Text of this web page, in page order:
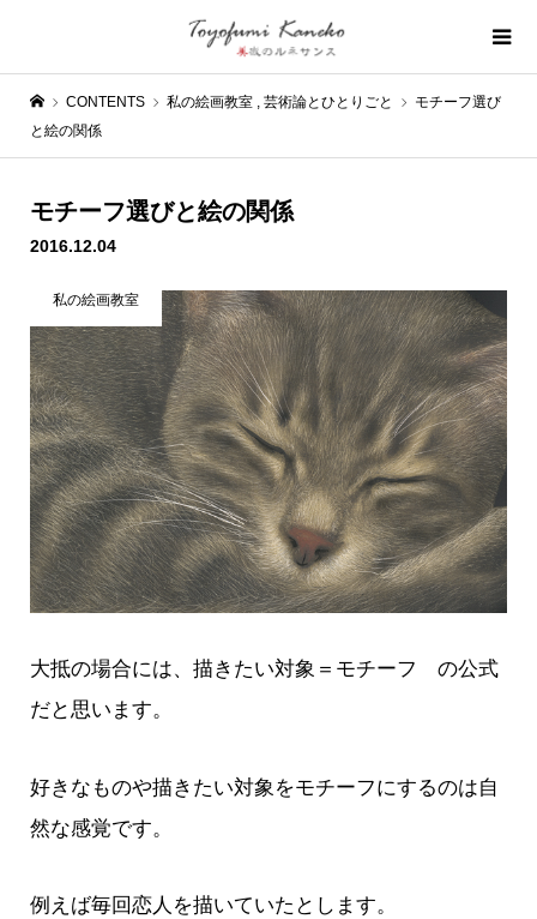
CONTENTS 私の絵画教室 , 芸術論とひとりごと
モチーフ選び
と絵の関係
モチーフ選びと絵の関係
2016.12.04
私の絵画教室
大抵の場合には、描きたい対象＝モチーフ の公式
だと思います。
好きなものや描きたい対象をモチーフにするのは自
然な感覚です。
例えば毎回恋人を描いていたとします。